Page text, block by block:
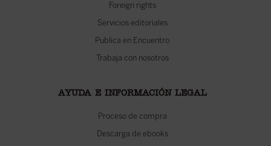
Foreign rights
Servicios editoriales
Publica en Encuentro
Trabaja con nosotros
AYUDA E INFORMACIÓN LEGAL
Proceso de compra
Descarga de ebooks